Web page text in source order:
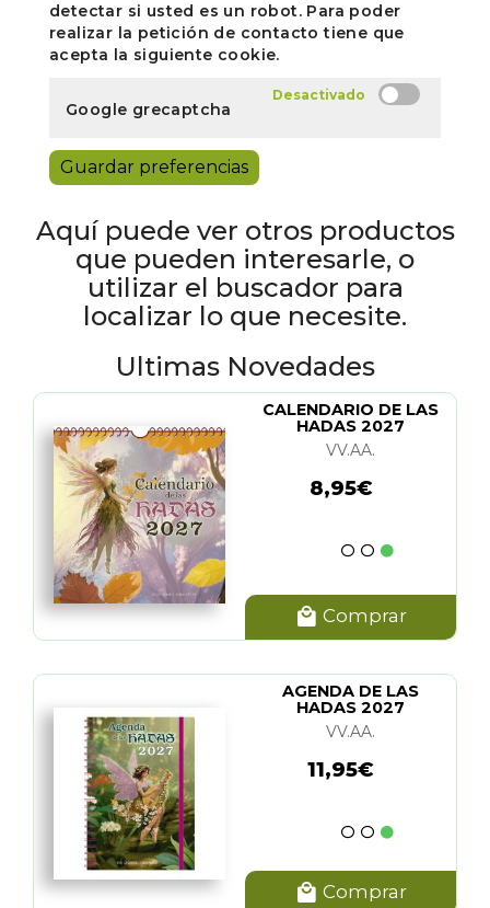
detectar si usted es un robot. Para poder
realizar la petición de contacto tiene que
acepta la siguiente cookie.
Google grecaptcha
Guardar preferencias
Aquí puede ver otros productos
que pueden interesarle, o
utilizar el buscador para
localizar lo que necesite.
Ultimas Novedades
CALENDARIO DE LAS
HADAS 2027
VV.AA.
8,95€
Comprar
AGENDA DE LAS
HADAS 2027
VV.AA.
11,95€
Comprar